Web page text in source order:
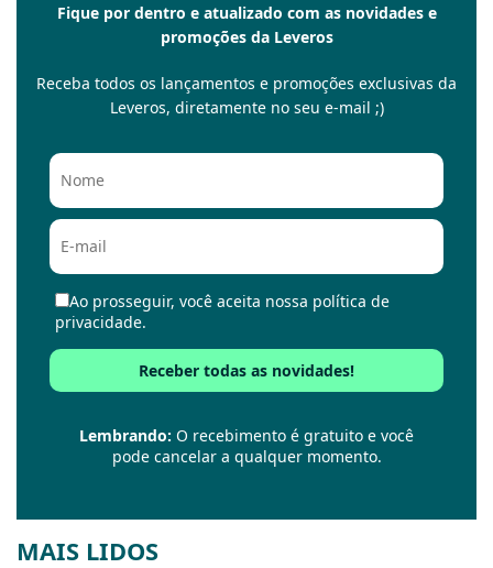
Fique por dentro e atualizado com as novidades e
promoções da Leveros
Receba todos os lançamentos e promoções exclusivas da
Leveros, diretamente no seu e-mail ;)
Ao prosseguir, você aceita nossa política de
privacidade.
Lembrando: O recebimento é gratuito e você
pode cancelar a qualquer momento.
MAIS LIDOS